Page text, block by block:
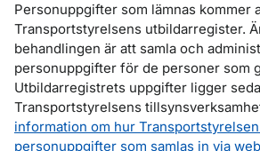
Personuppgifter som lämnas kommer
Transportstyrelsens utbildarregister.
behandlingen är att samla och
personuppgifter för de personer som
Utbildarregistrets uppgifter ligger
Transportstyrelsens
information om hur
personuppgifter som samlas in via